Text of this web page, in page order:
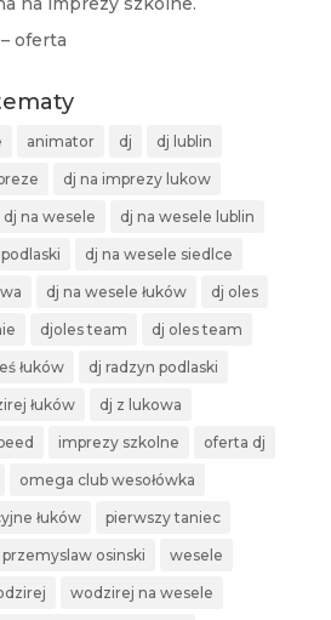
oferta
animator dj dj lublin
dj na imprezy lukow
dj na wesele dj na wesele lublin
dj na wesele siedlce
dj na wesele łuków dj oles
djoles team dj oles team
łuków dj radzyn podlaski
łuków dj z lukowa
imprezy szkolne oferta dj
omega club wesołówka
łuków pierwszy taniec
przemyslaw osinski wesele
wodzirej na wesele